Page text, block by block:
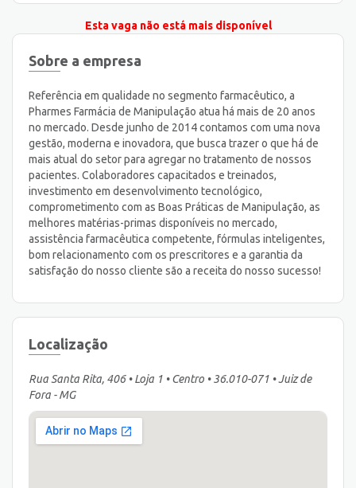
Esta vaga não está mais disponível
Sobre a empresa
Referência em qualidade no segmento farmacêutico, a
Pharmes Farmácia de Manipulação atua há mais de 20 anos
no mercado. Desde junho de 2014 contamos com uma nova
gestão, moderna e inovadora, que busca trazer o que há de
mais atual do setor para agregar no tratamento de nossos
pacientes. Colaboradores capacitados e treinados,
investimento em desenvolvimento tecnológico,
comprometimento com as Boas Práticas de Manipulação, as
melhores matérias-primas disponíveis no mercado,
assistência farmacêutica competente, fórmulas inteligentes,
bom relacionamento com os prescritores e a garantia da
satisfação do nosso cliente são a receita do nosso sucesso!
Localização
Rua Santa Rita, 406 • Loja 1 • Centro • 36.010-071 • Juiz de
Fora - MG